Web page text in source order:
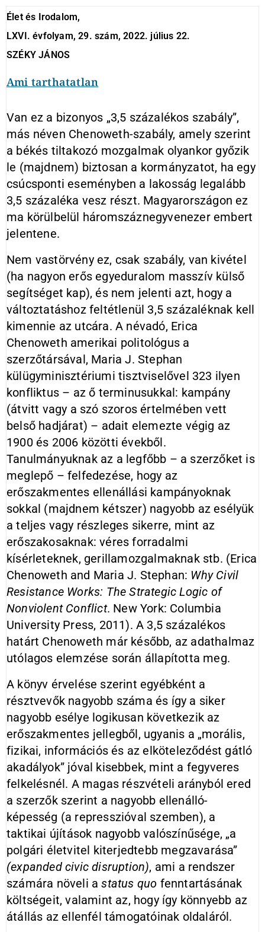
Élet és Irodalom,
LXVI. évfolyam, 29. szám, 2022. július 22.
SZÉKY JÁNOS
Ami tarthatatlan
Van ez a bizonyos „3,5 százalékos szabály”,
más néven Chenoweth-szabály, amely szerint
a békés tiltakozó mozgalmak olyankor győzik
le (majdnem) biztosan a kormányzatot, ha egy
csúcsponti eseményben a lakosság legalább
3,5 százaléka vesz részt. Magyarországon ez
ma körülbelül háromszáznegyvenezer embert
jelentene.
Nem vastörvény ez, csak szabály, van kivétel
(ha nagyon erős egyeduralom masszív külső
segítséget kap), és nem jelenti azt, hogy a
változtatáshoz feltétlenül 3,5 százaléknak kell
kimennie az utcára. A névadó, Erica
Chenoweth amerikai politológus a
szerzőtársával, Maria J. Stephan
külügyminisztériumi tisztviselővel 323 ilyen
konfliktus – az ő terminusukkal: kampány
(átvitt vagy a szó szoros értelmében vett
belső hadjárat) – adait elemezte végig az
1900 és 2006 közötti évekből.
Tanulmányuknak az a legfőbb – a szerzőket is
meglepő – felfedezése, hogy az
erőszakmentes ellenállási kampányoknak
sokkal (majdnem kétszer) nagyobb az esélyük
a teljes vagy részleges sikerre, mint az
erőszakosaknak: véres forradalmi
kísérleteknek, gerillamozgalmaknak stb. (Erica
Chenoweth and Maria J. Stephan: WhyCivil
Resistance Works: The Strategic Logic of
Nonviolent Conflict. New York: Columbia
University Press, 2011). A 3,5 százalékos
határt Chenoweth már később, az adathalmaz
utólagos elemzése során állapította meg.
A könyv érvelése szerint egyébként a
résztvevők nagyobb száma és így a siker
nagyobb esélye logikusan következik az
erőszakmentes jellegből, ugyanis a „morális,
fizikai, információs és az elköteleződést gátló
akadályok” jóval kisebbek, mint a fegyveres
felkelésnél. A magas részvételi arányból ered
a szerzők szerint a nagyobb ellenálló-
képesség (a represszióval szemben), a
taktikai újítások nagyobb valószínűsége, „a
polgári életvitel kiterjedtebb megzavarása”
(expanded civic disruption), ami a rendszer
számára növeli a status quo fenntartásának
költségeit, valamint az, hogy így könnyebb az
átállás az ellenfél támogatóinak oldaláról.